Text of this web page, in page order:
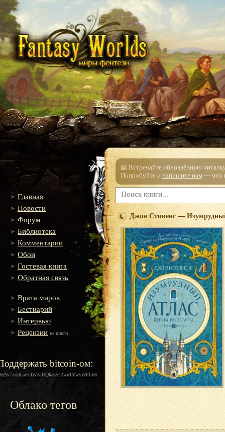
Главная
Новости
Форум
Библиотека
Комментарии
Обои
Гостевая книга
Обратная связь
Врата миров
Бестиарий
Интервью
Рецензии на книги
bitcoin-ом:
Облако тегов
📖 Встречайте обновлённую
Попробуйте и напишите нам — что
Джон Стивенс —